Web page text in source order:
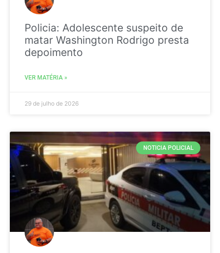
Policia: Adolescente suspeito de
matar Washington Rodrigo presta
depoimento
VER MATÉRIA »
29 de julho de 2026
NOTICIA POLICIAL